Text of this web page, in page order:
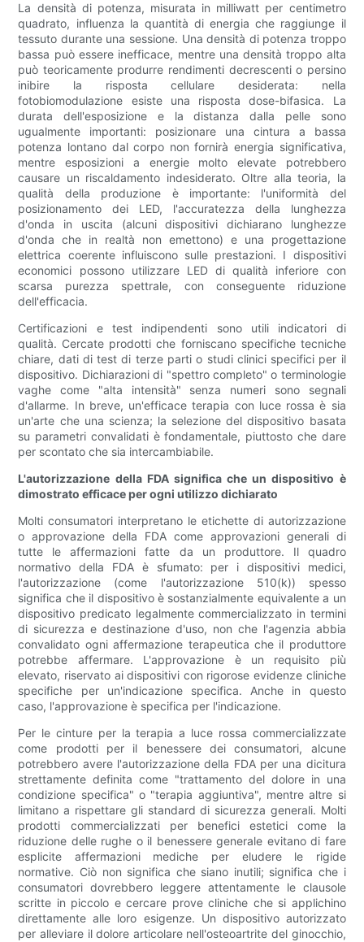
La densità di potenza, misurata in milliwatt per centimetro
quadrato, influenza la quantità di energia che raggiunge il
tessuto durante una sessione. Una densità di potenza troppo
bassa può essere inefficace, mentre una densità troppo alta
può teoricamente produrre rendimenti decrescenti o persino
inibire la risposta cellulare desiderata: nella
fotobiomodulazione esiste una risposta dose-bifasica. La
durata dell'esposizione e la distanza dalla pelle sono
ugualmente importanti: posizionare una cintura a bassa
potenza lontano dal corpo non fornirà energia significativa,
mentre esposizioni a energie molto elevate potrebbero
causare un riscaldamento indesiderato. Oltre alla teoria, la
qualità della produzione è importante: l'uniformità del
posizionamento dei LED, l'accuratezza della lunghezza
d'onda in uscita (alcuni dispositivi dichiarano lunghezze
d'onda che in realtà non emettono) e una progettazione
elettrica coerente influiscono sulle prestazioni. I dispositivi
economici possono utilizzare LED di qualità inferiore con
scarsa purezza spettrale, con conseguente riduzione
dell'efficacia.
Certificazioni e test indipendenti sono utili indicatori di
qualità. Cercate prodotti che forniscano specifiche tecniche
chiare, dati di test di terze parti o studi clinici specifici per il
dispositivo. Dichiarazioni di "spettro completo" o terminologie
vaghe come "alta intensità" senza numeri sono segnali
d'allarme. In breve, un'efficace terapia con luce rossa è sia
un'arte che una scienza; la selezione del dispositivo basata
su parametri convalidati è fondamentale, piuttosto che dare
per scontato che sia intercambiabile.
L'autorizzazione della FDA significa che un dispositivo è
dimostrato efficace per ogni utilizzo dichiarato
Molti consumatori interpretano le etichette di autorizzazione
o approvazione della FDA come approvazioni generali di
tutte le affermazioni fatte da un produttore. Il quadro
normativo della FDA è sfumato: per i dispositivi medici,
l'autorizzazione (come l'autorizzazione 510(k)) spesso
significa che il dispositivo è sostanzialmente equivalente a un
dispositivo predicato legalmente commercializzato in termini
di sicurezza e destinazione d'uso, non che l'agenzia abbia
convalidato ogni affermazione terapeutica che il produttore
potrebbe affermare. L'approvazione è un requisito più
elevato, riservato ai dispositivi con rigorose evidenze cliniche
specifiche per un'indicazione specifica. Anche in questo
caso, l'approvazione è specifica per l'indicazione.
Per le cinture per la terapia a luce rossa commercializzate
come prodotti per il benessere dei consumatori, alcune
potrebbero avere l'autorizzazione della FDA per una dicitura
strettamente definita come "trattamento del dolore in una
condizione specifica" o "terapia aggiuntiva", mentre altre si
limitano a rispettare gli standard di sicurezza generali. Molti
prodotti commercializzati per benefici estetici come la
riduzione delle rughe o il benessere generale evitano di fare
esplicite affermazioni mediche per eludere le rigide
normative. Ciò non significa che siano inutili; significa che i
consumatori dovrebbero leggere attentamente le clausole
scritte in piccolo e cercare prove cliniche che si applichino
direttamente alle loro esigenze. Un dispositivo autorizzato
per alleviare il dolore articolare nell'osteoartrite del ginocchio,